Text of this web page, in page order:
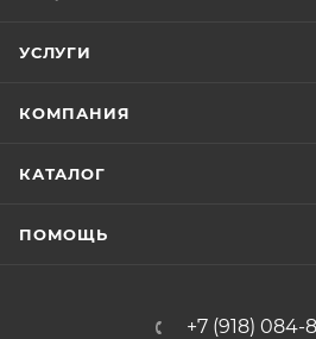
УСЛУГИ
КОМПАНИЯ
КАТАЛОГ
ПОМОЩЬ
+7 (918) 084-